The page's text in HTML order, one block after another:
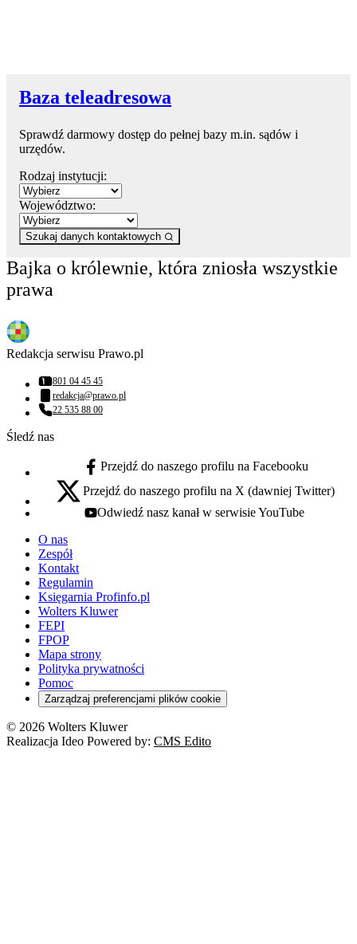
Baza teleadresowa
Sprawdź darmowy dostęp do pełnej bazy m.in. sądów i
urzędów.
Rodzaj instytucji:
Województwo:
Szukaj danych kontaktowych
Bajka o królewnie, która zniosła wszystkie
prawa
Redakcja serwisu Prawo.pl
Numer telefonu:
801 04 45 45
Adres email:
redakcja@prawo.pl
Numer telefonu:
22 535 88 00
Śledź nas
facebook - otwiera się w nowej karcie
Przejdź do naszego profilu na Facebooku
x - otwiera się w nowej karcie
Przejdź do naszego profilu na X (dawniej Twitter)
youtube - otwiera się w nowej karcie
Odwiedź nasz kanał w serwisie YouTube
O nas
Zespół
Kontakt
Regulamin
Księgarnia Profinfo.pl
Wolters Kluwer
FEPI
FPOP
Mapa strony
Polityka prywatności
Pomoc
Zarządzaj preferencjami plików cookie
© 2026 Wolters Kluwer
Realizacja Ideo Powered by: CMS Edito